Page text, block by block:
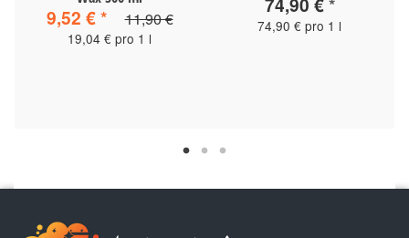
9,52 €* 11,90 €
19,04 € pro 1 l
74,90 € pro 1 l